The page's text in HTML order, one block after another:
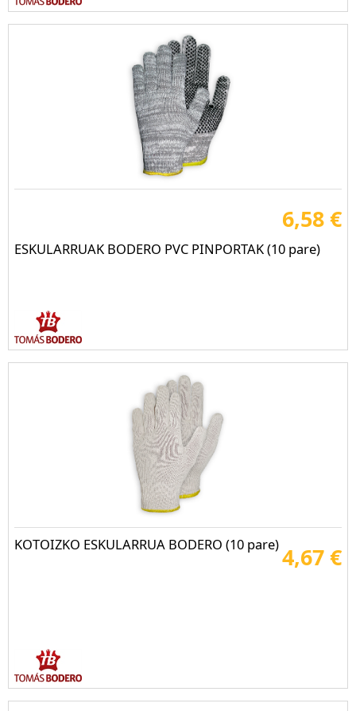
6,58 €
ESKULARRUAK BODERO PVC PINPORTAK (10 pare)
4,67 €
KOTOIZKO ESKULARRUA BODERO (10 pare)